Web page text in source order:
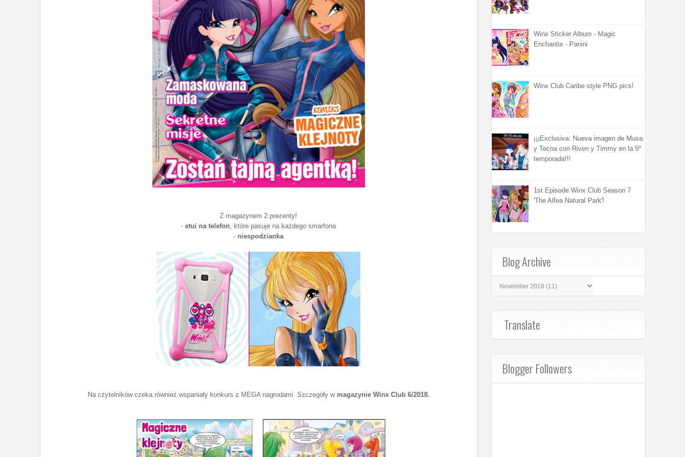
Z magazynem 2 prezenty!
- etui na telefon, które pasuje na każdego smarfona
- niespodzianka
Na czytelników czeka również wspaniały konkurs z MEGA nagrodami. Szczegóły w magazynie Winx Club 6/2018.
Winx Sticker Album - Magic
Enchantix - Panini
Winx Club Caribe style PNG pics!
¡¡¡Exclusiva: Nueva imagen de Musa
y Tecna con Riven y Timmy en la 5º
temporada!!!
1st Episode Winx Club Season 7
'The Alfea Natural Park'!
Blog Archive
Translate
Blogger Followers